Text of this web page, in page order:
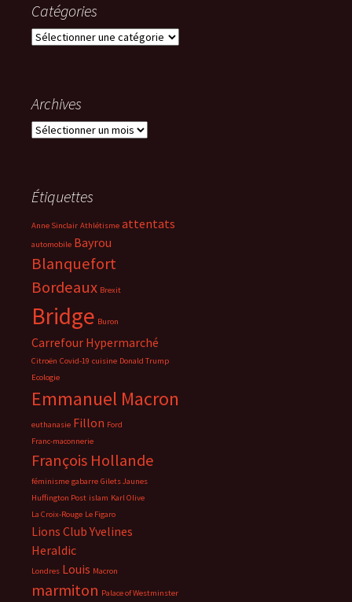
Catégories
Catégories
Archives
Archives
Étiquettes
Anne Sinclair Athlétisme attentats
automobile Bayrou
Blanquefort
Bordeaux Brexit
Bridge Buron
Carrefour Hypermarché
Citroën Covid-19 cuisine Donald Trump
Ecologie
Emmanuel Macron
euthanasie Fillon Ford
Franc-maconnerie
François Hollande
féminisme gabarre Gilets Jaunes
Huffington Post islam Karl Olive
La Croix-Rouge Le Figaro
Lions Club Yvelines
Heraldic
Londres Louis Macron
marmiton Palace of Westminster